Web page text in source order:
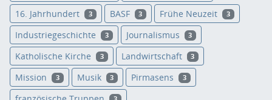
16. Jahrhundert 3 BASF 3 Frühe Neuzeit 3
Industriegeschichte 3 Journalismus 3
Katholische Kirche 3 Landwirtschaft 3
Mission 3 Musik 3 Pirmasens 3